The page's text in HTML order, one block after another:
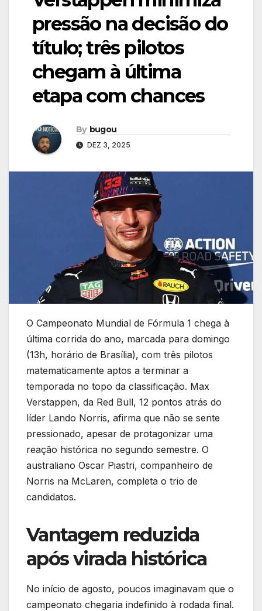
pressão na decisão do
título; três pilotos
chegam à última
etapa com chances
By bugou
DEZ 3, 2025
O Campeonato Mundial de Fórmula 1 chega à
última corrida do ano, marcada para domingo
(13h, horário de Brasília), com três pilotos
matematicamente aptos a terminar a
temporada no topo da classificação. Max
Verstappen, da Red Bull, 12 pontos atrás do
líder Lando Norris, afirma que não se sente
pressionado, apesar de protagonizar uma
reação histórica no segundo semestre. O
australiano Oscar Piastri, companheiro de
Norris na McLaren, completa o trio de
candidatos.
Vantagem reduzida
após virada histórica
No início de agosto, poucos imaginavam que o
campeonato chegaria indefinido à rodada final.